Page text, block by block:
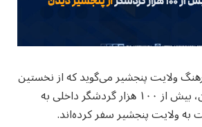
ولایت پنجشیر می‌گوید که از نخستین
روز عید قربان تا اکنون، بیش از ۱۰۰ هزار گردشگر داخلی به
به ولایت پنجشیر سفر کرده‌اند.